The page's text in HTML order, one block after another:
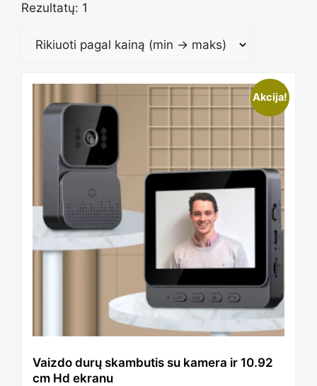
Rezultatų: 1
Akcija!
Vaizdo durų skambutis su kamera ir 10.92
cm Hd ekranu